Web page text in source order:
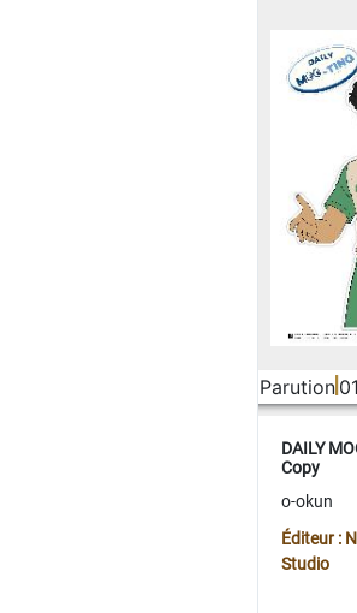
Parution
DAILY
Copy
o-okun
Éditeur :
Studio